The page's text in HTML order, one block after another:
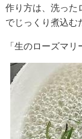
作り方は、洗った
でじっくり煮込む
「生のローズマ